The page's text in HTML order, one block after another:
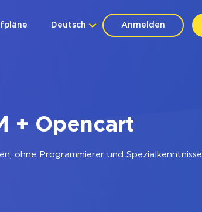
Anmelden
Deutsch
+ Opencart
ohne Programmierer und Spezialkenntnisse.